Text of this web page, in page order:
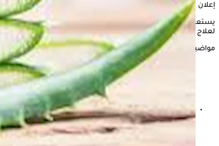
إعلان
يستعرض "الكونسلتو" في هذه السطور فوائدعصير الصبارفي
لعلاج التهاب المفاصل، وذلك وفقًا لما ذكره موقع the health site
مواضيع ذات صلة
فوائد خل التفاح للعظام- هل يساعد على علاج خشونة